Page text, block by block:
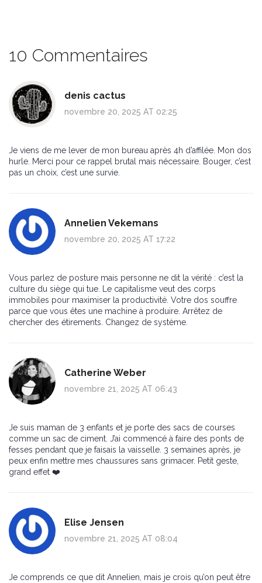
10 Commentaires
denis cactus
novembre 20, 2025 AT 02:25
Je viens de me lever de mon bureau après 4h d’affilée. Mon dos
hurle. Merci pour ce rappel brutal mais nécessaire. Bouger, c’est
pas un choix, c’est une survie.
Annelien Vekemans
novembre 20, 2025 AT 17:22
Vous parlez de posture mais personne ne dit la vérité : c’est la
culture du siège qui tue. Le capitalisme veut des corps
immobiles pour maximiser la productivité. Votre dos souffre
parce que vous êtes une machine à produire. Arrêtez de
chercher des étirements. Changez de système.
Catherine Weber
novembre 21, 2025 AT 06:43
Je suis maman de 3 enfants et je porte des sacs de courses
comme un sac de ciment. J’ai commencé à faire des ponts de
fesses pendant que je faisais la vaisselle. 3 semaines après, je
peux enfin mettre mes chaussures sans grimacer. Petit geste,
grand effet ❤️
Elise Jensen
novembre 21, 2025 AT 08:04
Je comprends ce que dit Annelien, mais je crois qu’on peut être